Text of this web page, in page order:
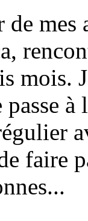
mois.
faire